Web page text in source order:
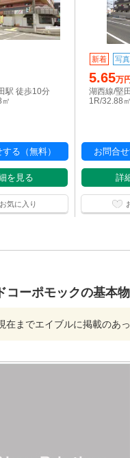
駅 徒歩10分
る（無料）
を見る
お気に入り
新着 写
5.65万円
湖西線/堅
1R/32.88㎡
お問合せ
詳
コーポモックの基本
在までエイブルに掲載のあ